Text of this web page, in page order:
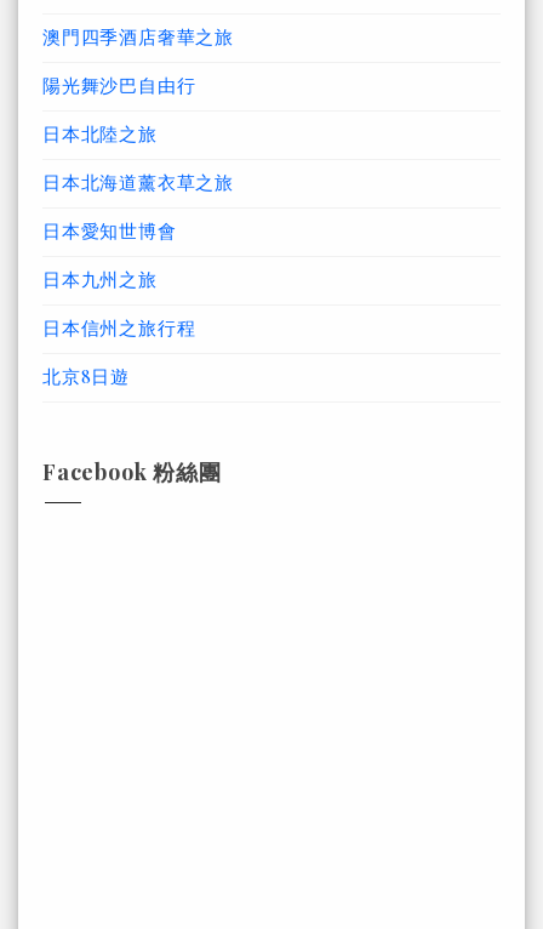
澳門四季酒店奢華之旅
陽光舞沙巴自由行
日本北陸之旅
日本北海道薰衣草之旅
日本愛知世博會
日本九州之旅
日本信州之旅行程
北京8日遊
Facebook 粉絲團